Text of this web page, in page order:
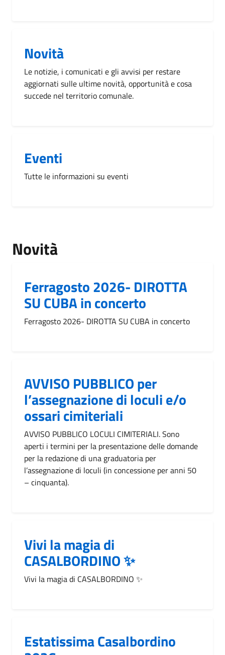
Novità
Le notizie, i comunicati e gli avvisi per restare
aggiornati sulle ultime novità, opportunità e cosa
succede nel territorio comunale.
Eventi
Tutte le informazioni su eventi
Novità
Ferragosto 2026- DIROTTA
SU CUBA in concerto
Ferragosto 2026- DIROTTA SU CUBA in concerto
AVVISO PUBBLICO per
l’assegnazione di loculi e/o
ossari cimiteriali
AVVISO PUBBLICO LOCULI CIMITERIALI. Sono
aperti i termini per la presentazione delle domande
per la redazione di una graduatoria per
l’assegnazione di loculi (in concessione per anni 50
– cinquanta).
Vivi la magia di
CASALBORDINO ✨
Vivi la magia di CASALBORDINO ✨
Estatissima Casalbordino